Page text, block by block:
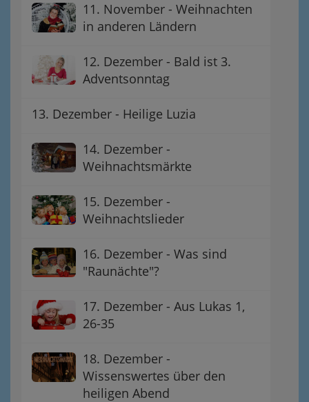
11. November - Weihnachten
in anderen Ländern
12. Dezember - Bald ist 3.
Adventsonntag
13. Dezember - Heilige Luzia
14. Dezember -
Weihnachtsmärkte
15. Dezember -
Weihnachtslieder
16. Dezember - Was sind
"Raunächte"?
17. Dezember - Aus Lukas 1,
26-35
18. Dezember -
Wissenswertes über den
heiligen Abend